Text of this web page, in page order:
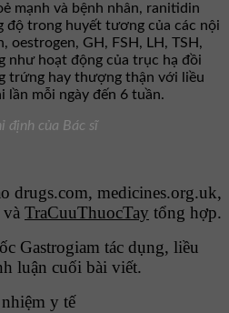
mạnh và bệnh nhân, ranitidin
độ trong huyết tương của các nội
GH, FSH, LH, TSH,
như hoạt động của trục hạ đồi
trứng hay thượng thận với liều
lần mỗi ngày đến 6 tuần.
định của Bác sĩ
drugs.com, medicines.org.uk,
TraCuuThuocTay tổng hợp.
Gastrogiam tác dụng, liều
luận cuối bài viết.
y tế